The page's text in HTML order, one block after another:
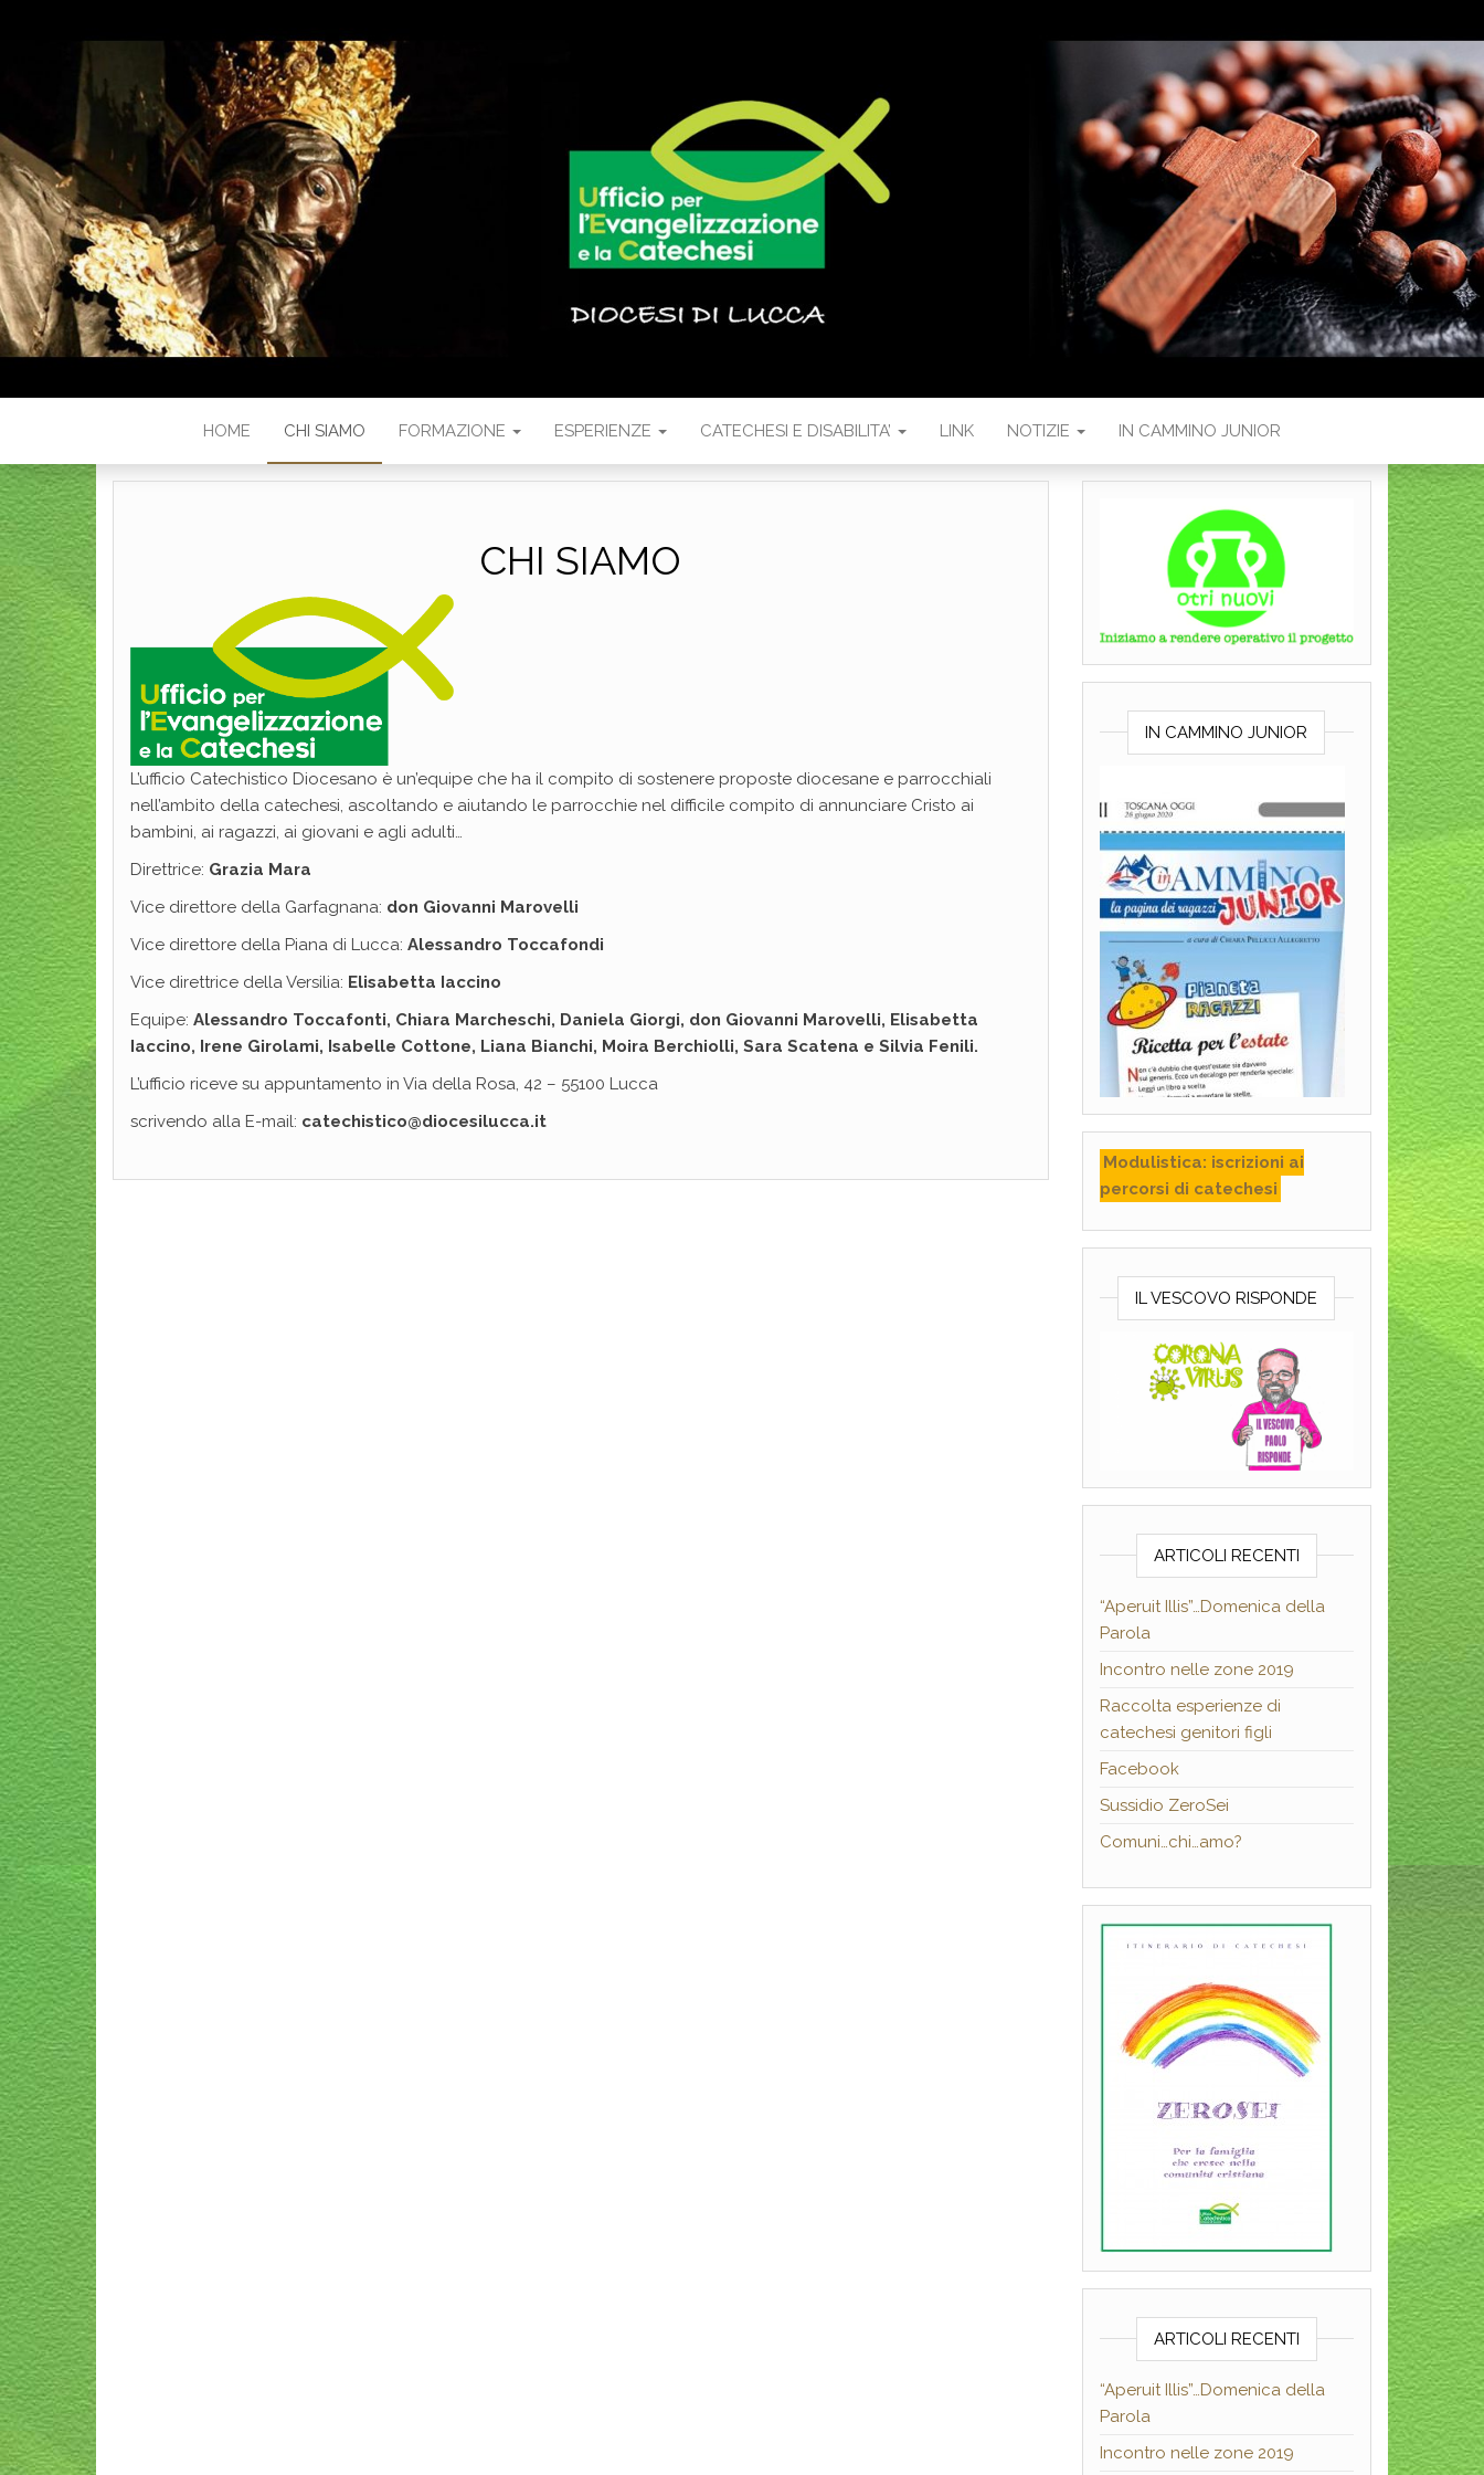
HOME CHI SIAMO FORMAZIONE ESPERIENZE CATECHESI E DISABILITA’ LINK NOTIZIE IN CAMMINO JUNIOR
CHI SIAMO
L’ufficio Catechistico Diocesano è un’equipe che ha il compito di sostenere proposte diocesane e parrocchiali
nell’ambito della catechesi, ascoltando e aiutando le parrocchie nel difficile compito di annunciare Cristo ai
bambini, ai ragazzi, ai giovani e agli adulti…
Direttrice: Grazia Mara
Vice direttore della Garfagnana: don Giovanni Marovelli
Vice direttore della Piana di Lucca: Alessandro Toccafondi
Vice direttrice della Versilia: Elisabetta Iaccino
Equipe: Alessandro Toccafonti, Chiara Marcheschi, Daniela Giorgi, don Giovanni Marovelli, Elisabetta
Iaccino, Irene Girolami, Isabelle Cottone, Liana Bianchi, Moira Berchiolli, Sara Scatena e Silvia Fenili.
L’ufficio riceve su appuntamento in Via della Rosa, 42 – 55100 Lucca
scrivendo alla E-mail: catechistico@diocesilucca.it
IN CAMMINO JUNIOR
Modulistica: iscrizioni ai
percorsi di catechesi
IL VESCOVO RISPONDE
ARTICOLI RECENTI
“Aperuit Illis”…Domenica della
Parola
Incontro nelle zone 2019
Raccolta esperienze di
catechesi genitori figli
Facebook
Sussidio ZeroSei
Comuni…chi…amo?
ARTICOLI RECENTI
“Aperuit Illis”…Domenica della
Parola
Incontro nelle zone 2019